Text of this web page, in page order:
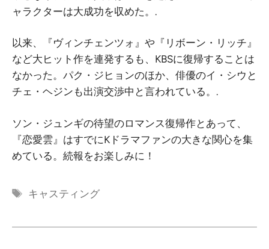
ャラクターは大成功を収めた。.
以来、『ヴィンチェンツォ』や『リボーン・リッチ』
など大ヒット作を連発するも、KBSに復帰することは
なかった。パク・ジヒョンのほか、俳優のイ・シウと
チェ・ヘジンも出演交渉中と言われている。.
ソン・ジュンギの待望のロマンス復帰作とあって、
『恋愛雲』はすでにKドラマファンの大きな関心を集
めている。続報をお楽しみに！
タ
キャスティング